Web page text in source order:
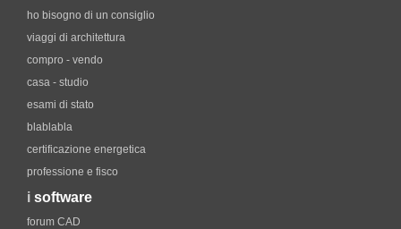
ho bisogno di un consiglio
viaggi di architettura
compro - vendo
casa - studio
esami di stato
blablabla
certificazione energetica
professione e fisco
i software
forum CAD